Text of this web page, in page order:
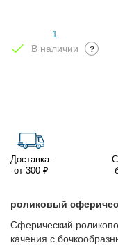
1
В наличии
?
Доставка:
от 300 ₽
роликовый
Сферический
качения с